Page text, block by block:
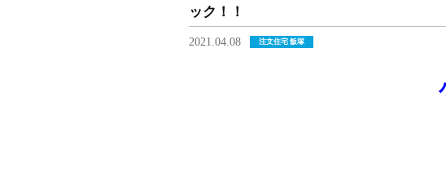
ック！！
2021.04.08 注文住宅 飯塚